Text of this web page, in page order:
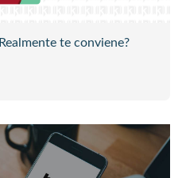
te conviene?